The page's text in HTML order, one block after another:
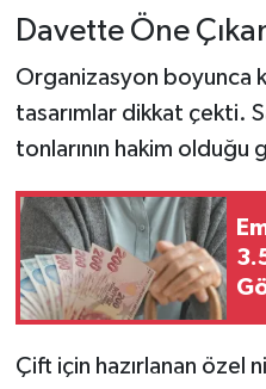
Davette Öne
Organizasyon boyunca
tasarımlar dikkat çekti.
tonlarının hakim olduğu
Çift için hazırlanan özel